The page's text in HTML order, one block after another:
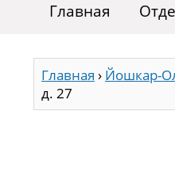
Главная
Главная › Йошкар-
д. 27